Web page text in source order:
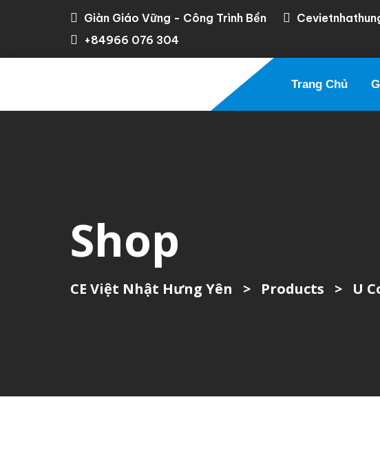
Giàn Giáo Vững - Công Trình Bền
+84966 076 304
Trang Chủ
Shop
CE Việt Nhật Hưng Yên > Products > U